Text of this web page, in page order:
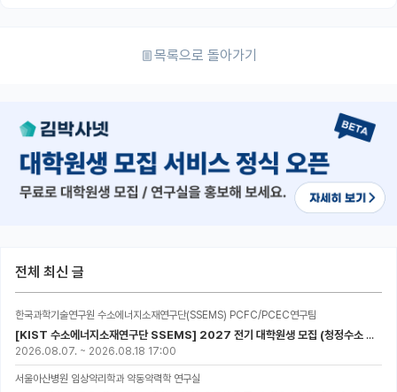
목록으로 돌아가기
전체 최신 글
한국과학기술연구원 수소에너지소재연구단(SSEMS) PCFC/PCEC연구팀
[KIST 수소에너지소재연구단 SSEMS] 2027 전기 대학원생 모집 (청정수소 생산/활용을 위한 프로톤 세라믹 전지)
2026.08.07. ~ 2026.08.18 17:00
서울아산병원 임상약리학과 약동약력학 연구실